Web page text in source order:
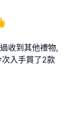
收到其他禮物,
入手買了2款